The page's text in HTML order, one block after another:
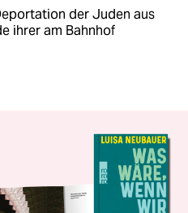
der Juden aus
ihrer am Bahnhof